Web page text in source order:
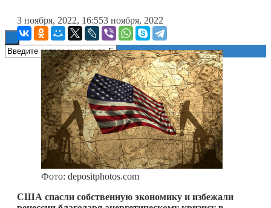
3 ноября, 2022, 16:553 ноября, 2022
Фото: depositphotos.com
США спасли собственную экономику и избежали